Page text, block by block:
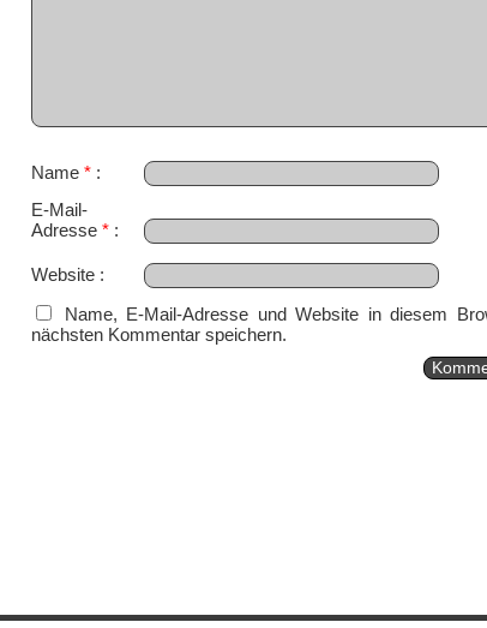
Name *
E-Mail-
Adresse *
Website
Name, E-Mail-Adresse und Website in diesem
nächsten Kommentar speichern.